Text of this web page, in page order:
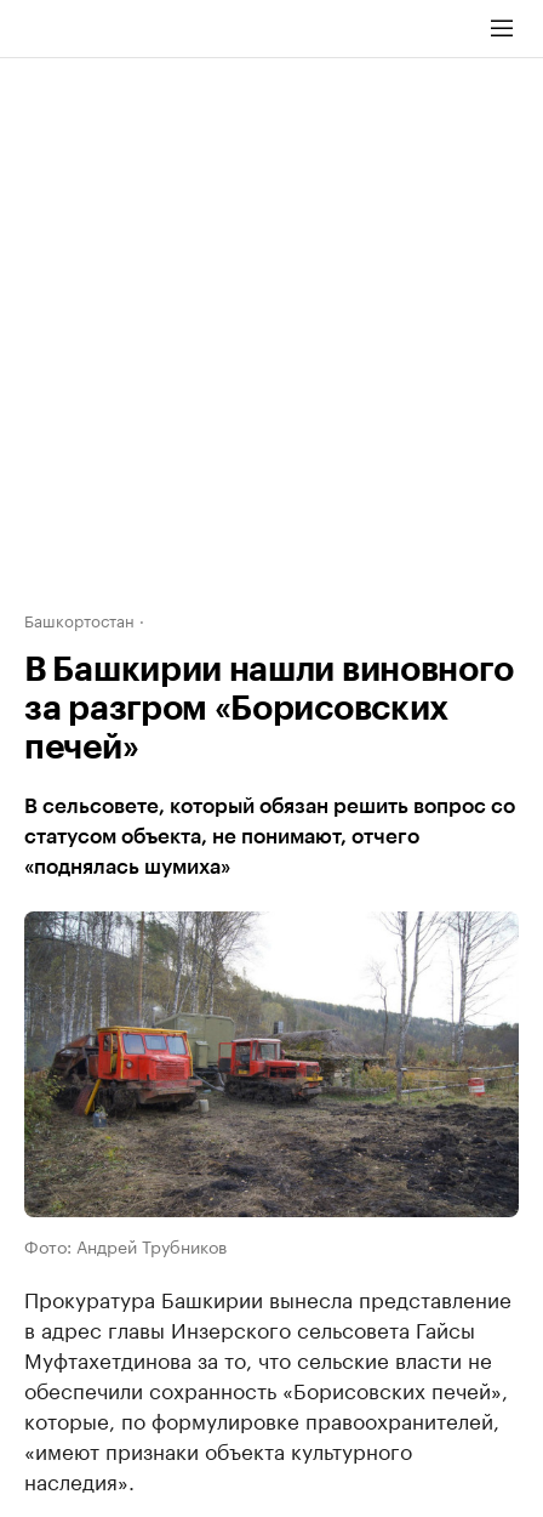
Башкортостан
В Башкирии нашли виновного
за разгром «Борисовских
печей»
В сельсовете, который обязан решить вопрос со
статусом объекта, не понимают, отчего
«поднялась шумиха»
Фото: Андрей Трубников
Прокуратура Башкирии вынесла представление
в адрес главы Инзерского сельсовета Гайсы
Муфтахетдинова за то, что сельские власти не
обеспечили сохранность «Борисовских печей»,
которые, по формулировке правоохранителей,
«имеют признаки объекта культурного
наследия».